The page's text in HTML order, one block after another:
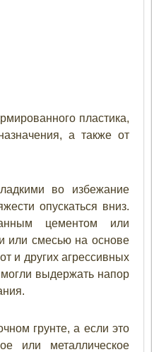
пластика,
а также от
во избежание
опускаться вниз.
цементом или
или смесью на основе
и других агрессивных
выдержать напор
грунте, а если это
или металлическое